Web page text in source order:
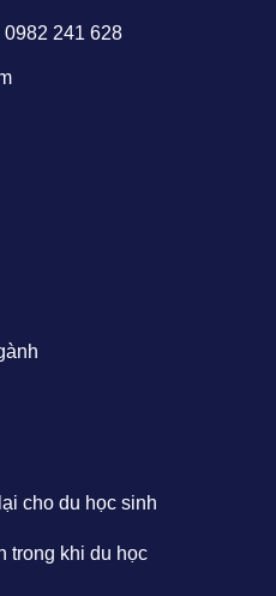
0982 241 628
cho du học sinh
trong khi du học